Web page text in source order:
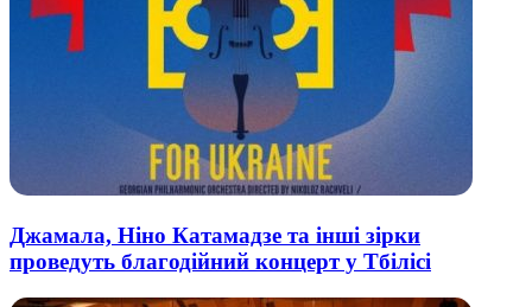
Джамала, Ніно Катамадзе та інші зірки
проведуть благодійний концерт у Тбілісі